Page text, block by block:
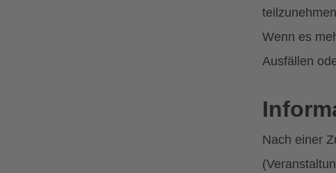
Wenn es
Ausfällen
Nach einer